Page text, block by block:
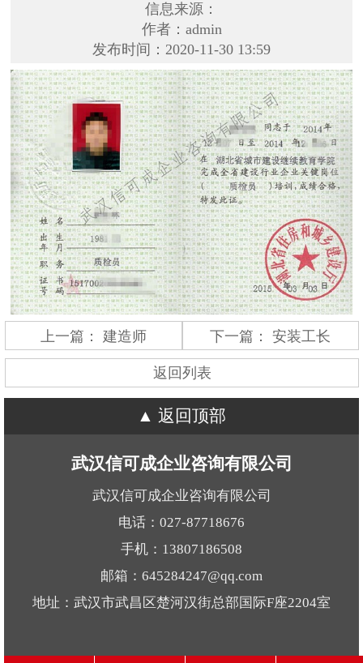
信息来源：
作者：admin
发布时间：2020-11-30 13:59
上一篇： 建造师 下一篇：安装工长
返回列表
返回顶部
武汉信可成企业咨询有限公司
武汉信可成企业咨询有限公司
电话：027-87718676
手机：13807186508
邮箱：645284247@qq.com
地址：武汉市武昌区楚河汉街总部国际F座2204室